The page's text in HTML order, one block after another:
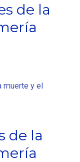
de la
muerte y el
de la